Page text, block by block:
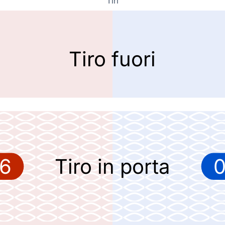
Tiro fuori
Tiro in porta